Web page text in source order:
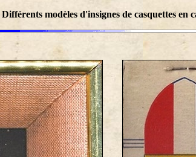
Différents modèles d'insignes de casquettes en